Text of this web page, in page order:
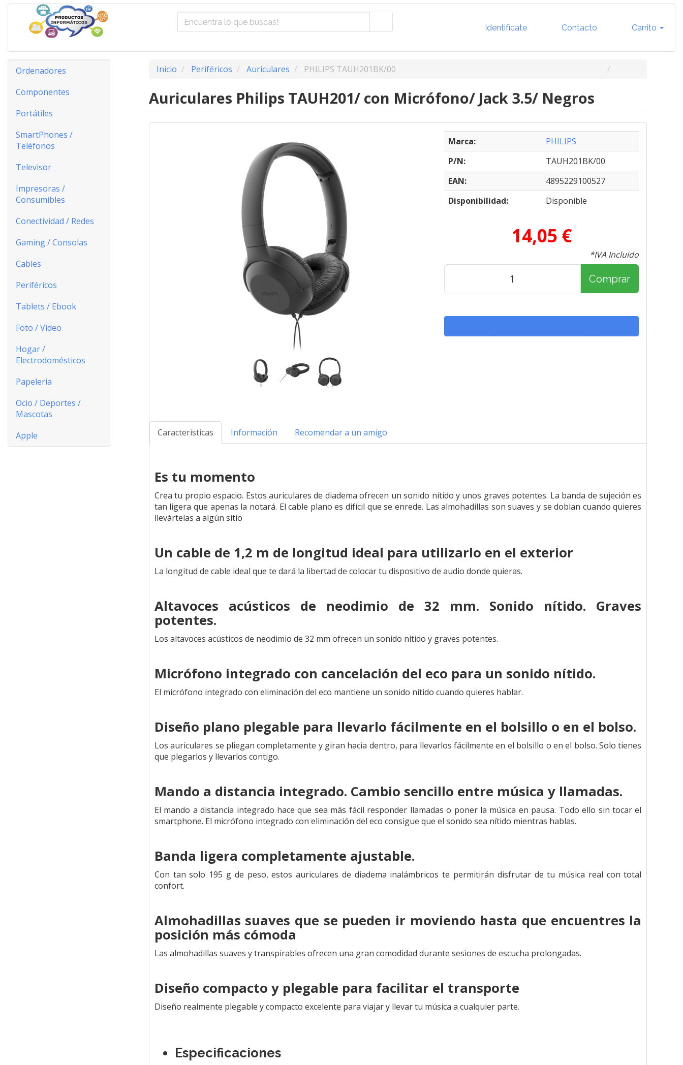
Identifícate Contacto Carrito
Ordenadores
Componentes
Portátiles
SmartPhones /
Teléfonos
Televisor
Impresoras /
Consumibles
Conectividad / Redes
Gaming / Consolas
Cables
Periféricos
Tablets / Ebook
Foto / Video
Hogar /
Electrodomésticos
Papelería
Ocio / Deportes /
Mascotas
Apple
Inicio Periféricos Auriculares PHILIPS TAUH201BK/00
Auriculares Philips TAUH201/ con Micrófono/ Jack 3.5/ Negros
Marca:
PHILIPS
P/N:
TAUH201BK/00
EAN:
4895229100527
Disponibilidad:
Disponible
14,05 €
*IVA Incluido
Comprar
Características Información Recomendar a un amigo
Es tu momento
Crea tu propio espacio. Estos auriculares de diadema ofrecen un sonido nítido y unos graves potentes. La banda de sujeción es
tan ligera que apenas la notará. El cable plano es difícil que se enrede. Las almohadillas son suaves y se doblan cuando quieres
llevártelas a algún sitio
Un cable de 1,2 m de longitud ideal para utilizarlo en el exterior
La longitud de cable ideal que te dará la libertad de colocar tu dispositivo de audio donde quieras.
Altavoces acústicos de neodimio de 32 mm. Sonido nítido. Graves
potentes.
Los altavoces acústicos de neodimio de 32 mm ofrecen un sonido nítido y graves potentes.
Micrófono integrado con cancelación del eco para un sonido nítido.
El micrófono integrado con eliminación del eco mantiene un sonido nítido cuando quieres hablar.
Diseño plano plegable para llevarlo fácilmente en el bolsillo o en el bolso.
Los auriculares se pliegan completamente y giran hacia dentro, para llevarlos fácilmente en el bolsillo o en el bolso. Solo tienes
que plegarlos y llevarlos contigo.
Mando a distancia integrado. Cambio sencillo entre música y llamadas.
El mando a distancia integrado hace que sea más fácil responder llamadas o poner la música en pausa. Todo ello sin tocar el
smartphone. El micrófono integrado con eliminación del eco consigue que el sonido sea nítido mientras hablas.
Banda ligera completamente ajustable.
Con tan solo 195 g de peso, estos auriculares de diadema inalámbricos te permitirán disfrutar de tu música real con total
confort.
Almohadillas suaves que se pueden ir moviendo hasta que encuentres la
posición más cómoda
Las almohadillas suaves y transpirables ofrecen una gran comodidad durante sesiones de escucha prolongadas.
Diseño compacto y plegable para facilitar el transporte
Diseño realmente plegable y compacto excelente para viajar y llevar tu música a cualquier parte.
Especificaciones